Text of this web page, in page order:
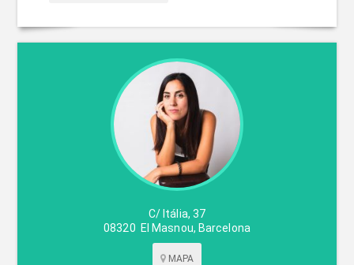
C/ Itália, 37
08320 El Masnou, Barcelona
MAPA